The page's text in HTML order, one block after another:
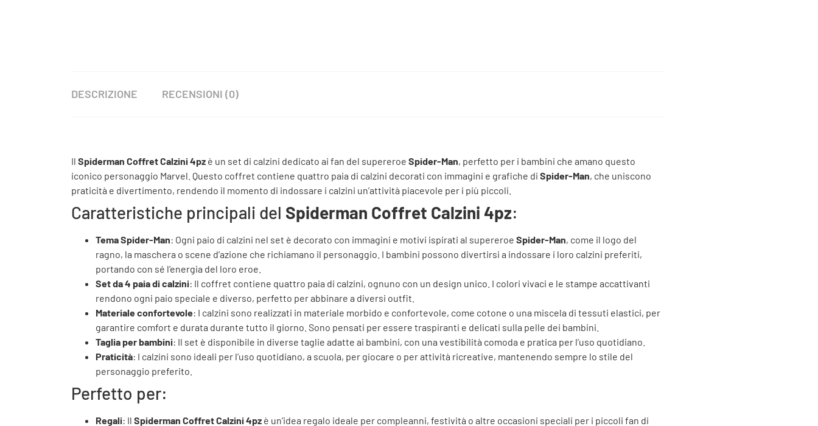
DESCRIZIONE RECENSIONI (0)
Il Spiderman Coffret Calzini 4pz è un set di calzini dedicato ai fan del supereroe Spider-Man, perfetto per i bambini che amano questo
iconico personaggio Marvel. Questo coffret contiene quattro paia di calzini decorati con immagini e grafiche di Spider-Man, che uniscono
praticità e divertimento, rendendo il momento di indossare i calzini un’attività piacevole per i più piccoli.
Caratteristiche principali del Spiderman Coffret Calzini 4pz:
Tema Spider-Man: Ogni paio di calzini nel set è decorato con immagini e motivi ispirati al supereroe Spider-Man, come il logo del
ragno, la maschera o scene d’azione che richiamano il personaggio. I bambini possono divertirsi a indossare i loro calzini preferiti,
portando con sé l’energia del loro eroe.
Set da 4 paia di calzini: Il coffret contiene quattro paia di calzini, ognuno con un design unico. I colori vivaci e le stampe accattivanti
rendono ogni paio speciale e diverso, perfetto per abbinare a diversi outfit.
Materiale confortevole: I calzini sono realizzati in materiale morbido e confortevole, come cotone o una miscela di tessuti elastici, per
garantire comfort e durata durante tutto il giorno. Sono pensati per essere traspiranti e delicati sulla pelle dei bambini.
Taglia per bambini: Il set è disponibile in diverse taglie adatte ai bambini, con una vestibilità comoda e pratica per l’uso quotidiano.
Praticità: I calzini sono ideali per l’uso quotidiano, a scuola, per giocare o per attività ricreative, mantenendo sempre lo stile del
personaggio preferito.
Perfetto per:
Regali: Il Spiderman Coffret Calzini 4pz è un’idea regalo ideale per compleanni, festività o altre occasioni speciali per i piccoli fan di